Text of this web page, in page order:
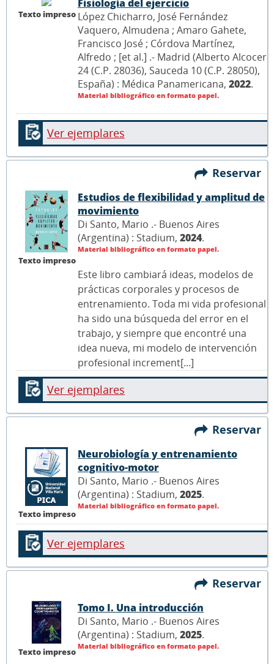
Texto impreso
Fisiología del ejercicio
López Chicharro, José Fernández
Vaquero, Almudena ; Amaro Gahete,
Francisco José ; Córdova Martínez,
Alfredo ; [et al.] .- Madrid (Alberto Alcocer
24 (C.P. 28036), Sauceda 10 (C.P. 28050),
España) : Médica Panamericana, 2022.
Material bibliográfico en formato papel.
Ver ejemplares
Reservar
Texto impreso
Estudios de flexibilidad y amplitud de
movimiento
Di Santo, Mario .- Buenos Aires
(Argentina) : Stadium, 2024.
Material bibliográfico en formato papel.
Este libro cambiará ideas, modelos de
prácticas corporales y procesos de
entrenamiento. Toda mi vida profesional
ha sido una búsqueda del error en el
trabajo, y siempre que encontré una
idea nueva, mi modelo de intervención
profesional increment[...]
Ver ejemplares
Reservar
Texto impreso
Neurobiología y entrenamiento
cognitivo-motor
Di Santo, Mario .- Buenos Aires
(Argentina) : Stadium, 2025.
Material bibliográfico en formato papel.
Ver ejemplares
Reservar
Texto impreso
Tomo I. Una introducción
Di Santo, Mario .- Buenos Aires
(Argentina) : Stadium, 2025.
Material bibliográfico en formato papel.